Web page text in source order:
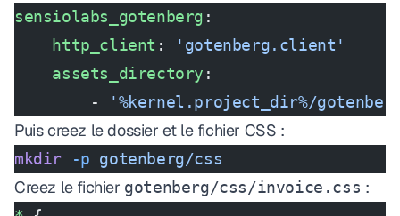
sensiolabs_gotenberg :
    http_client
:
'gotenberg.client'
    assets_directory
:
        -
'%kernel.project_dir%/
Puis creez le dossier et le fichier CSS :
mkdir -p gotenberg/css
Creez le fichier gotenberg/css/invoice.css :